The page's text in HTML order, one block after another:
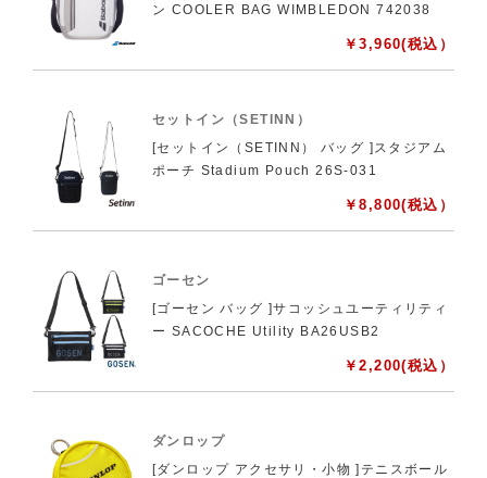
ン COOLER BAG WIMBLEDON 742038
￥3,960(税込）
セットイン（SETINN）
[セットイン（SETINN） バッグ ]スタジアム
ポーチ Stadium Pouch 26S-031
￥8,800(税込）
ゴーセン
[ゴーセン バッグ ]サコッシュユーティリティ
ー SACOCHE Utility BA26USB2
￥2,200(税込）
ダンロップ
[ダンロップ アクセサリ・小物 ]テニスボール